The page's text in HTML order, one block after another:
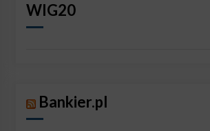
WIG20
Bankier.pl